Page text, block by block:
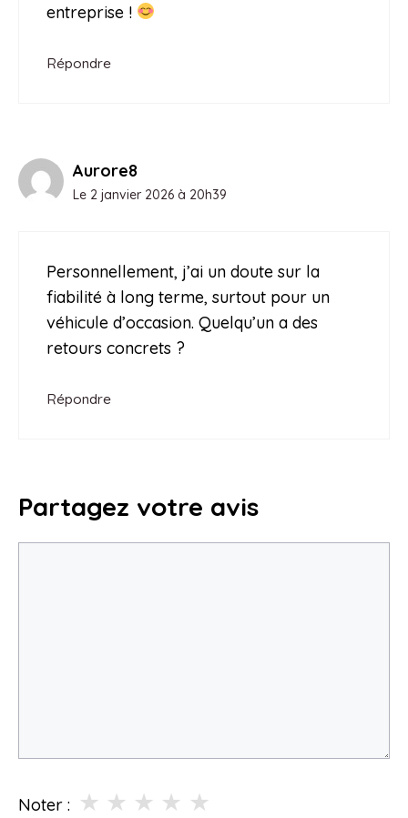
entreprise !
Répondre
Aurore8
Le 2 janvier 2026 à 20h39
Personnellement, j’ai un doute sur la
fiabilité à long terme, surtout pour un
véhicule d’occasion. Quelqu’un a des
retours concrets ?
Répondre
Partagez votre avis
Noter : ★
★
★
★
★